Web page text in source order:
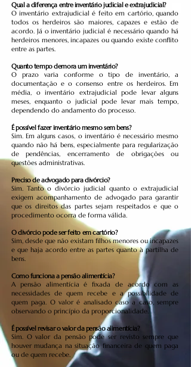
Qual a diferença entre inventário judicial e extrajudicial?
O inventário extrajudicial é feito em cartório, quando
todos os herdeiros são maiores, capazes e estão de
acordo. Já o inventário judicial é necessário quando há
herdeiros menores, incapazes ou quando existe conflito
entre as partes.
Quanto tempo demora um inventário?
O prazo varia conforme o tipo de inventário, a
documentação e o consenso entre os herdeiros. Em
média, o inventário extrajudicial pode levar alguns
meses, enquanto o judicial pode levar mais tempo,
dependendo do andamento do processo.
É possível fazer inventário mesmo sem bens?
Sim. Em alguns casos, o inventário é necessário mesmo
quando não há bens, especialmente para regularização
de pendências, encerramento de obrigações ou
questões administrativas.
Preciso de advogado para divórcio?
Sim. Tanto o divórcio judicial quanto o extrajudicial
exigem acompanhamento de advogado para garantir
que os direitos das partes sejam respeitados e que o
procedimento ocorra de forma válida.
O divórcio pode ser feito em cartório?
Sim, desde que não existam filhos menores ou incapazes
e que haja acordo entre as partes quanto à partilha de
bens.
Como funciona a pensão alimentícia?
A pensão alimentícia é fixada de acordo com as
necessidades de quem recebe e a possibilidade de
quem paga. O valor é analisado caso a caso, sempre
observando o princípio da proporcionalidade.
É possível revisar o valor da pensão alimentícia?
Sim. O valor da pensão pode ser revisto sempre que
houver mudança na situação financeira de quem paga
ou de quem recebe.